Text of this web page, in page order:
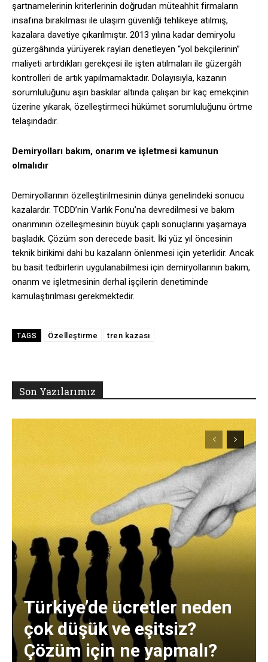
şartnamelerinin kriterlerinin doğrudan müteahhit firmaların
insafına bırakılması ile ulaşım güvenliği tehlikeye atılmış,
kazalara davetiye çıkarılmıştır. 2013 yılına kadar demiryolu
güzergâhında yürüyerek rayları denetleyen “yol bekçilerinin”
maliyeti artırdıkları gerekçesi ile işten atılmaları ile güzergâh
kontrolleri de artık yapılmamaktadır. Dolayısıyla, kazanın
sorumluluğunu aşırı baskılar altında çalışan bir kaç emekçinin
üzerine yıkarak, özelleştirmeci hükümet sorumluluğunu örtme
telaşındadır.
Demiryolları bakım, onarım ve işletmesi kamunun
olmalıdır
Demiryollarının özelleştirilmesinin dünya genelindeki sonucu
kazalardır. TCDD’nin Varlık Fonu’na devredilmesi ve bakım
onarımının özelleşmesinin büyük çaplı sonuçlarını yaşamaya
başladık. Çözüm son derecede basit. İki yüz yıl öncesinin
teknik birikimi dahi bu kazaların önlenmesi için yeterlidir. Ancak
bu basit tedbirlerin uygulanabilmesi için demiryollarının bakım,
onarım ve işletmesinin derhal işçilerin denetiminde
kamulaştırılması gerekmektedir.
TAGS Özelleştirme tren kazası
Son Yazılarımız
Türkiye’de ücretler neden
çok düşük ve eşitsiz?
Çözüm için ne yapmalı?